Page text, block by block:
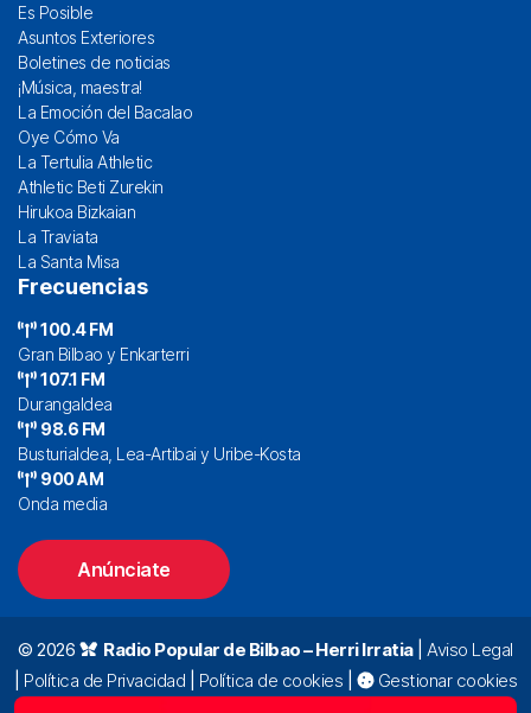
Es Posible
Asuntos Exteriores
Boletines de noticias
¡Música, maestra!
La Emoción del Bacalao
Oye Cómo Va
La Tertulia Athletic
Athletic Beti Zurekin
Hirukoa Bizkaian
La Traviata
La Santa Misa
Frecuencias
100.4 FM
Gran Bilbao y Enkarterri
107.1 FM
Durangaldea
98.6 FM
Busturialdea, Lea-Artibai y Uribe-Kosta
900 AM
Onda media
Anúnciate
© 2026 Radio Popular de Bilbao – Herri Irratia| Aviso Legal
Política de Privacidad Política de cookies
Gestionar cookies